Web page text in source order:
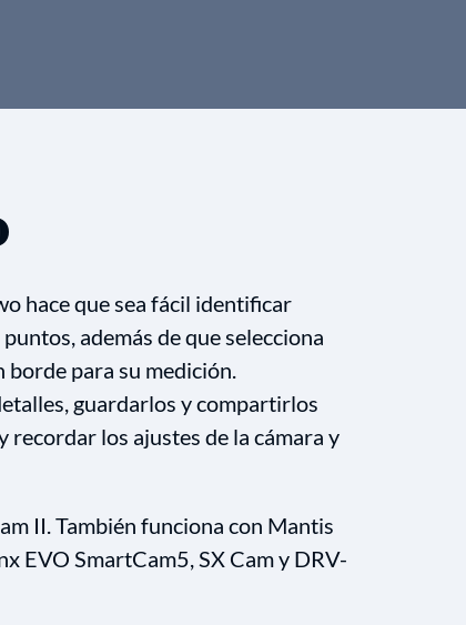
hace que sea fácil identificar
además de que selecciona
para su medición.
guardarlos y compartirlos
recordar los ajustes de la cámara y
II. También funciona con Mantis
EVO SmartCam5, SX Cam y DRV-